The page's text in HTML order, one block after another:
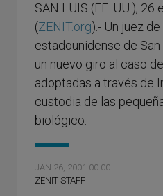
SAN LUIS (EE. UU.), 26
(ZENIT.org).- Un juez
estadounidense de
un nuevo giro al caso
adoptadas a través de
custodia de las
biológico.
JAN 26, 2001 00:00
ZENIT STAFF